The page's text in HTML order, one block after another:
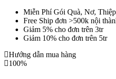
Miễn Phí Gói Quà, Nơ,
Free Ship đơn >500k nội
Giảm 5% cho đơn trên 3tr
Giảm 10% cho đơn trên 5tr
Hướng dẫn mua hàng
100%